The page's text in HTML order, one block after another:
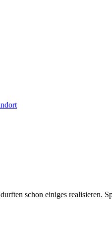
schon einiges realisieren.